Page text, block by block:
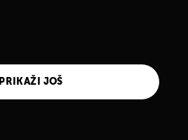
PRIKAŽI JOŠ